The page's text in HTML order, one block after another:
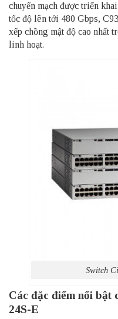
chuyển mạch được triển
tốc độ lên tới 480 Gbps,
xếp chồng mật độ cao nhất
linh hoạt.
Switch
Các đặc điểm nổi bật
24S-E